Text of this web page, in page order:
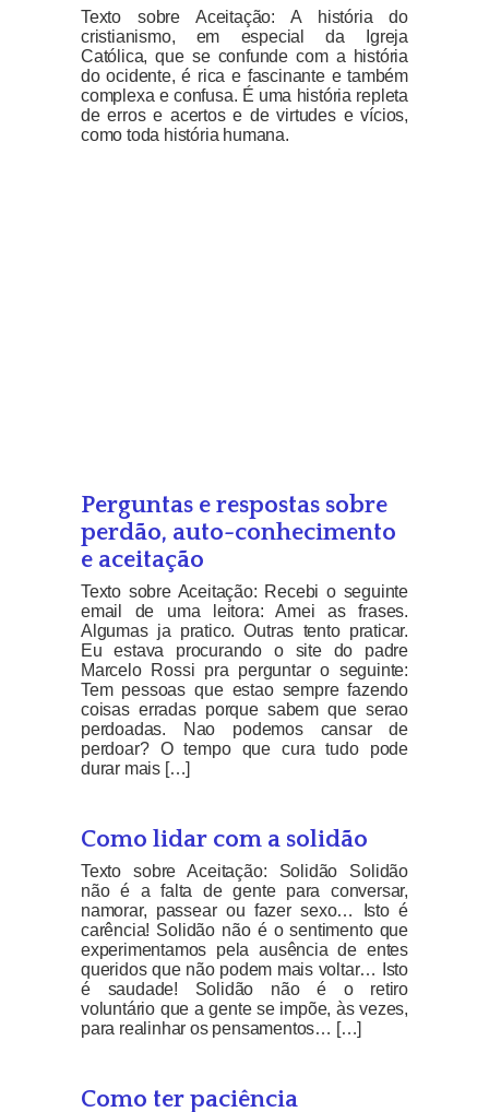
Texto sobre Aceitação: A história do
cristianismo, em especial da Igreja
Católica, que se confunde com a história
do ocidente, é rica e fascinante e também
complexa e confusa. É uma história repleta
de erros e acertos e de virtudes e vícios,
como toda história humana.
Perguntas e respostas sobre
perdão, auto-conhecimento
e aceitação
Texto sobre Aceitação: Recebi o seguinte
email de uma leitora: Amei as frases.
Algumas ja pratico. Outras tento praticar.
Eu estava procurando o site do padre
Marcelo Rossi pra perguntar o seguinte:
Tem pessoas que estao sempre fazendo
coisas erradas porque sabem que serao
perdoadas. Nao podemos cansar de
perdoar? O tempo que cura tudo pode
durar mais […]
Como lidar com a solidão
Texto sobre Aceitação: Solidão Solidão
não é a falta de gente para conversar,
namorar, passear ou fazer sexo… Isto é
carência! Solidão não é o sentimento que
experimentamos pela ausência de entes
queridos que não podem mais voltar… Isto
é saudade! Solidão não é o retiro
voluntário que a gente se impõe, às vezes,
para realinhar os pensamentos… […]
Como ter paciência